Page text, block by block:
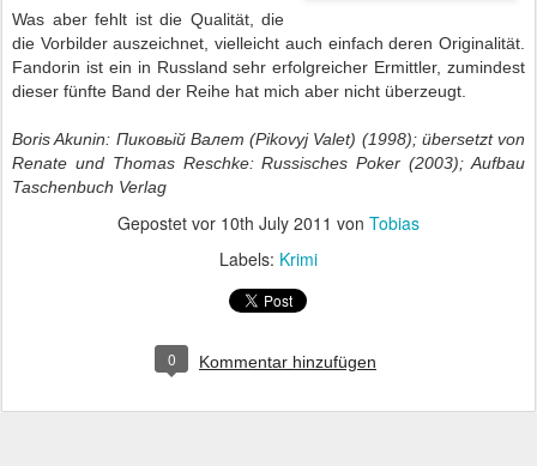
Was aber fehlt ist die Qualität, die
die Vorbilder auszeichnet, vielleicht auch einfach deren Originalität.
Fandorin ist ein in Russland sehr erfolgreicher Ermittler, zumindest
dieser fünfte Band der Reihe hat mich aber nicht überzeugt.
Boris Akunin: Пиковьій Валет (PikovyjValet) (1998); übersetzt von
Renate und Thomas Reschke: Russisches Poker (2003); Aufbau
Taschenbuch Verlag
Gepostet vor 10th July 2011 von Tobias
Labels: Krimi
0 Kommentar hinzufügen